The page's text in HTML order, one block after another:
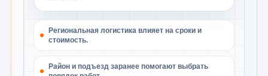
Региональная логистика влияет на сроки и
стоимость.
Район и подъезд заранее помогают выбрать